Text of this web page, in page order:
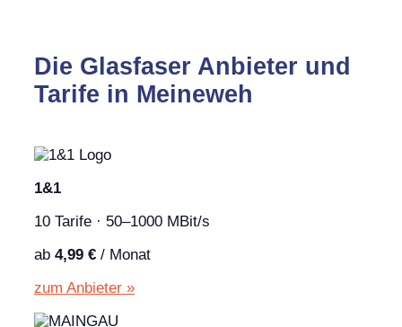
Die Glasfaser Anbieter und
Tarife in Meineweh
1&1
10 Tarife · 50–1000 MBit/s
ab 4,99 € / Monat
zum Anbieter »